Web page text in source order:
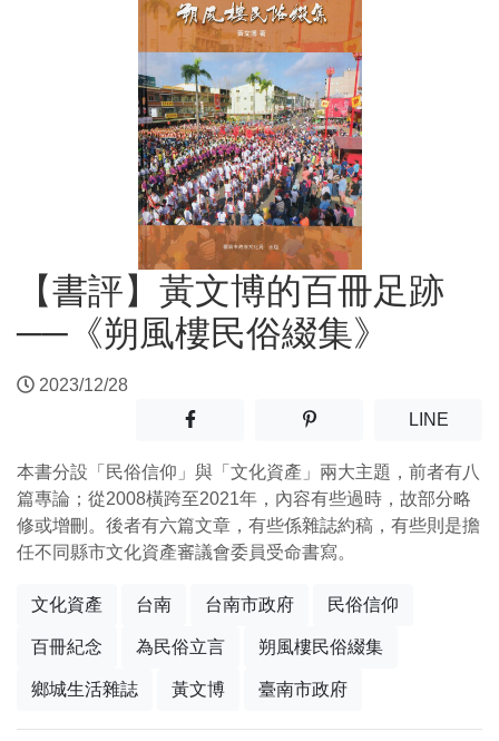
【書評】黃文博的百冊足跡
──《朔風樓民俗綴集》
2023/12/28
分享至facebook(另開新視窗)
分享至噗浪(另開新視窗)
LINE(另開
本書分設「民俗信仰」與「文化資產」兩大主題，前者有八
篇專論；從2008橫跨至2021年，內容有些過時，故部分略
修或增刪。後者有六篇文章，有些係雜誌約稿，有些則是擔
任不同縣市文化資產審議會委員受命書寫。
文化資產 台南 台南市政府 民俗信仰
百冊紀念 為民俗立言 朔風樓民俗綴集
鄉城生活雜誌 黃文博 臺南市政府